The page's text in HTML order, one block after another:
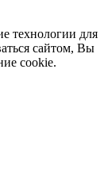
технологии для
сайтом, Вы
cookie.